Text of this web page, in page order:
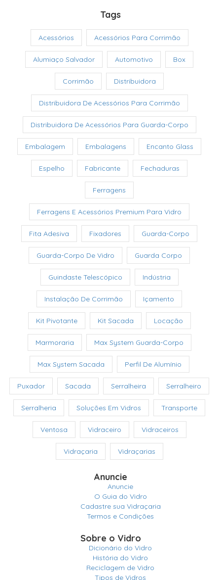
Tags
Acessórios Acessórios Para Corrimão
Alumiaço Salvador Automotivo Box
Corrimão Distribuidora
Distribuidora De Acessórios Para Corrimão
Distribuidora De Acessórios Para Guarda-Corpo
Embalagem Embalagens Encanto Glass
Espelho Fabricante Fechaduras
Ferragens
Ferragens E Acessórios Premium Para Vidro
Fita Adesiva Fixadores Guarda-Corpo
Guarda-Corpo De Vidro Guarda Corpo
Guindaste Telescópico Indústria
Instalação De Corrimão Içamento
Kit Pivotante Kit Sacada Locação
Marmoraria Max System Guarda-Corpo
Max System Sacada Perfil De Alumínio
Puxador Sacada Serralheira Serralheiro
Serralheria Soluções Em Vidros Transporte
Ventosa Vidraceiro Vidraceiros
Vidraçaria Vidraçarias
Anuncie
Anuncie
O Guia do Vidro
Cadastre sua Vidraçaria
Termos e Condições
Sobre o Vidro
Dicionário do Vidro
História do Vidro
Reciclagem de Vidro
Tipos de Vidros